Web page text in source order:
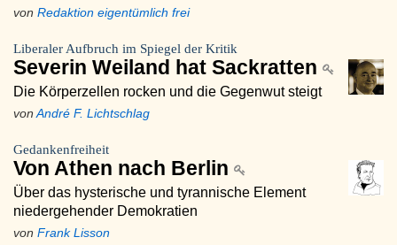
von Redaktion eigentümlich frei
Liberaler Aufbruch im Spiegel der Kritik
Severin Weiland hat Sackratten
Die Körperzellen rocken und die Gegenwut steigt
von André F. Lichtschlag
Gedankenfreiheit
Von Athen nach Berlin
Über das hysterische und tyrannische Element
niedergehender Demokratien
von Frank Lisson